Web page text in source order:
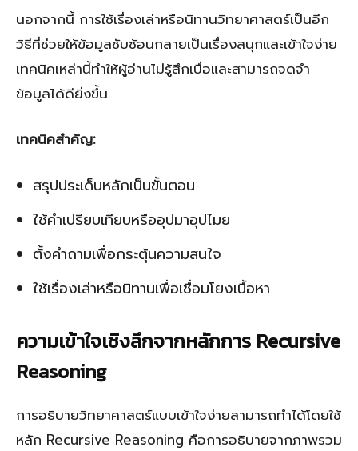
นอกจากนี้ การใช้เรื่องเล่าหรือนิทานวิทยาศาสตร์เป็นอีก
วิธีที่ช่วยให้ข้อมูลซับซ้อนกลายเป็นเรื่องสนุกและเข้าใจง่าย
เทคนิคเหล่านี้ทำให้ผู้อ่านไม่รู้สึกเบื่อและสามารถจดจำ
ข้อมูลได้ดียิ่งขึ้น
เทคนิคสำคัญ:
สรุปประเด็นหลักเป็นขั้นตอน
ใช้คำเปรียบเทียบหรืออุปมาอุปไมย
ตั้งคำถามเพื่อกระตุ้นความสนใจ
ใช้เรื่องเล่าหรือนิทานเพื่อเชื่อมโยงเนื้อหา
ความเข้าใจเชิงลึกจากหลักการ Recursive
Reasoning
การอธิบายวิทยาศาสตร์แบบเข้าใจง่ายสามารถทำได้โดยใช้
หลัก Recursive Reasoning คือการอธิบายจากภาพรวม